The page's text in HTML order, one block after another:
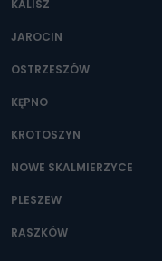
Można to zrobić pod
KALISZ
JAROCIN
OSTRZESZÓW
KĘPNO
KROTOSZYN
NOWE SKALMIERZYCE
PLESZEW
RASZKÓW